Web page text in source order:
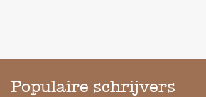
Populaire schrijvers